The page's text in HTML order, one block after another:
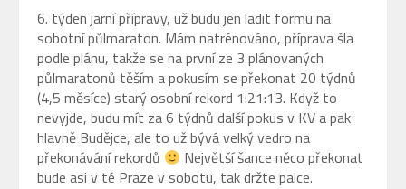
6. týden jarní přípravy, už budu jen ladit formu na
sobotní půlmaraton. Mám natrénováno, příprava šla
podle plánu, takže se na první ze 3 plánovaných
půlmaratonů těším a pokusím se překonat 20 týdnů
(4,5 měsíce) starý osobní rekord 1:21:13. Když to
nevyjde, budu mít za 6 týdnů další pokus v KV a pak
hlavně Budějce, ale to už bývá velký vedro na
překonávání rekordů
Největší šance něco překonat
bude asi v té Praze v sobotu, tak držte palce.